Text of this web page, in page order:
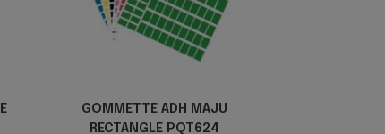
GOMMETTE ADH MAJU
RECTANGLE PQT624